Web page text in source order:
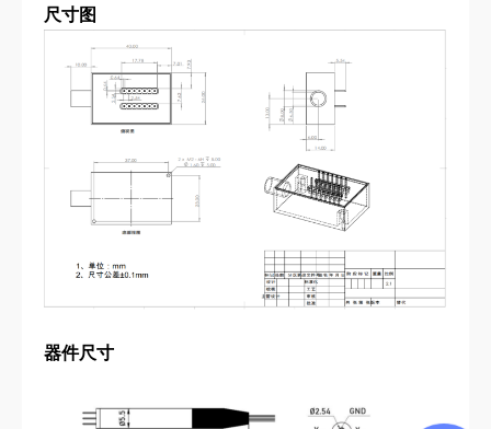
尺寸图
器件尺寸